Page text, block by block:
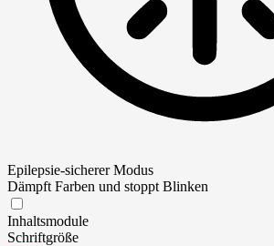
Epilepsie-sicherer Modus
Dämpft Farben und stoppt Blinken
Inhaltsmodule
Schriftgröße